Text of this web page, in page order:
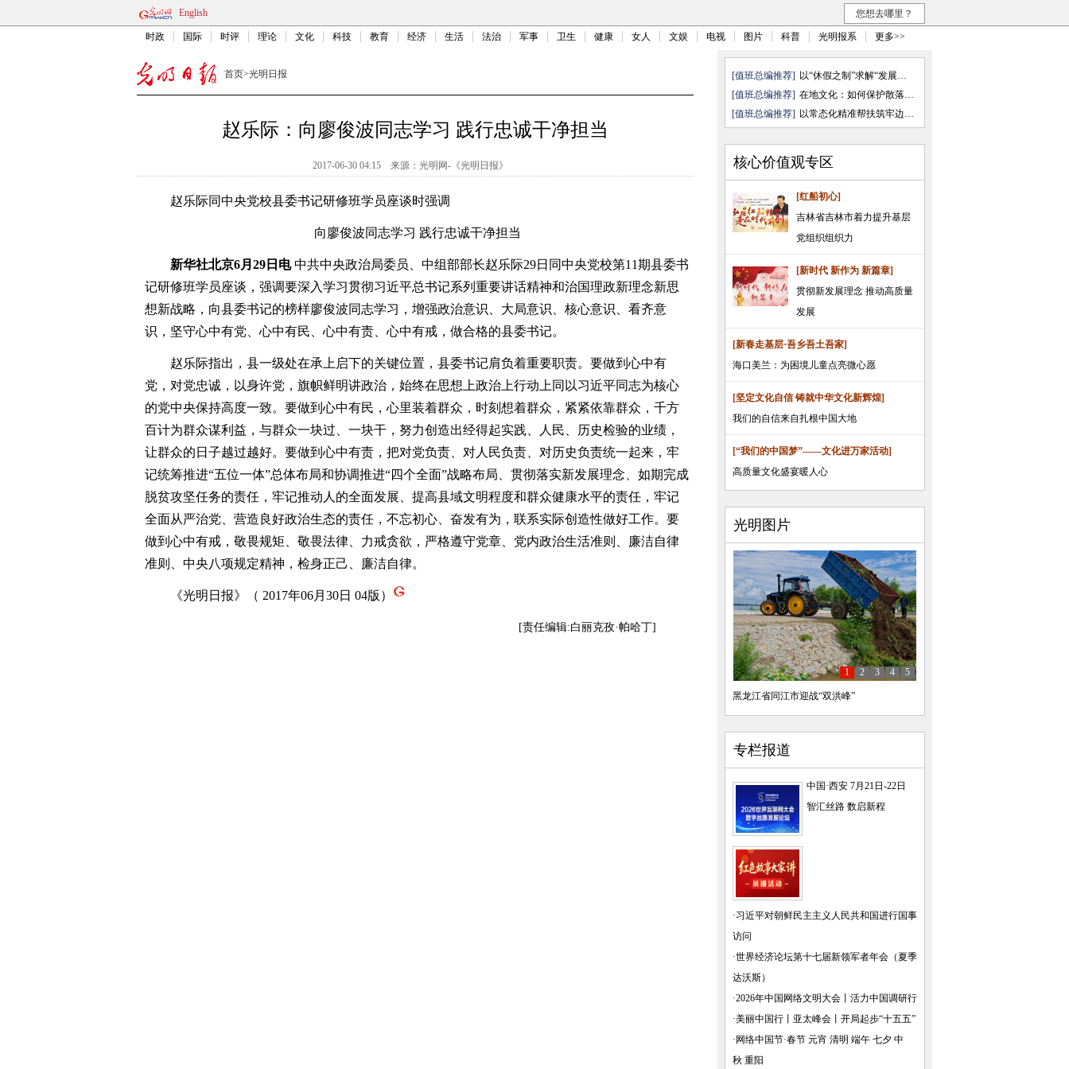
English 您想去哪里？
时政 国际 时评 理论 文化 科技 教育 经济 生活 法治 军事 卫生 健康 女人 文娱 电视 图片 科普 光明报系 更多>>
首页>光明日报
赵乐际：向廖俊波同志学习 践行忠诚干净担当
2017-06-30 04:15 来源： 光明网-《光明日报》
赵乐际同中央党校县委书记研修班学员座谈时强调
向廖俊波同志学习 践行忠诚干净担当
新华社北京6月29日电中共中央政治局委员、中组部部长赵乐际29日同中央党校第11期县委书
记研修班学员座谈，强调要深入学习贯彻习近平总书记系列重要讲话精神和治国理政新理念新思
想新战略，向县委书记的榜样廖俊波同志学习，增强政治意识、大局意识、核心意识、看齐意
识，坚守心中有党、心中有民、心中有责、心中有戒，做合格的县委书记。
赵乐际指出，县一级处在承上启下的关键位置，县委书记肩负着重要职责。要做到心中有
党，对党忠诚，以身许党，旗帜鲜明讲政治，始终在思想上政治上行动上同以习近平同志为核心
的党中央保持高度一致。要做到心中有民，心里装着群众，时刻想着群众，紧紧依靠群众，千方
百计为群众谋利益，与群众一块过、一块干，努力创造出经得起实践、人民、历史检验的业绩，
让群众的日子越过越好。要做到心中有责，把对党负责、对人民负责、对历史负责统一起来，牢
记统筹推进“五位一体”总体布局和协调推进“四个全面”战略布局、贯彻落实新发展理念、如期完成
脱贫攻坚任务的责任，牢记推动人的全面发展、提高县域文明程度和群众健康水平的责任，牢记
全面从严治党、营造良好政治生态的责任，不忘初心、奋发有为，联系实际创造性做好工作。要
做到心中有戒，敬畏规矩、敬畏法律、力戒贪欲，严格遵守党章、党内政治生活准则、廉洁自律
准则、中央八项规定精神，检身正己、廉洁自律。
《光明日报》（ 2017年06月30日 04版）
[责任编辑:白丽克孜·帕哈丁]
[值班总编推荐]
以“休假之制”求解“发展之需”
[值班总编推荐]
在地文化：如何保护散落的文化“ ...
[值班总编推荐]
以常态化精准帮扶筑牢边疆民族地 ...
核心价值观专区
[红船初心]
吉林省吉林市着力提升基层
党组织组织力
[新时代 新作为 新篇章]
贯彻新发展理念 推动高质量
发展
[新春走基层·吾乡吾土吾家]
海口美兰：为困境儿童点亮微心愿
[坚定文化自信 铸就中华文化新辉煌]
我们的自信来自扎根中国大地
[“我们的中国梦”——文化进万家活动]
高质量文化盛宴暖人心
光明图片
黑龙江省同江市迎战“双洪峰”
1 2 3 4 5
专栏报道
中国·西安 7月21日-22日
智汇丝路 数启新程
·习近平对朝鲜民主主义人民共和国进行国事
访问
·世界经济论坛第十七届新领军者年会（夏季
达沃斯）
·2026年中国网络文明大会
活力中国调研行
·美丽中国行 亚太峰会
开局起步“十五五”
· 网络中国节·春节 元宵 清明 端午 七夕 中
秋 重阳